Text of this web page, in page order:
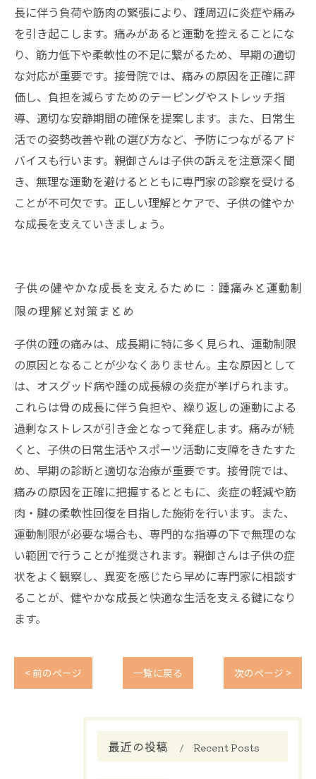
長に伴う負荷や筋肉の緊張により、踵周辺に炎症や痛み
を引き起こします。痛みがあると運動を控えることにな
り、筋力低下や柔軟性の不足に繋がるため、早期の適切
な対応が重要です。接骨院では、痛みの原因を正確に評
価し、負担を減らすためのテーピングやストレッチ指
導、適切な安静期間の確保を提案します。また、日常生
活での姿勢改善や靴の選び方など、予防につながるアド
バイスも行います。親御さんは子供の訴えを注意深く聞
き、無理な運動を避けるとともに専門家の診察を受ける
ことが不可欠です。正しい理解とケアで、子供の健やか
な成長を支えていきましょう。
子供の健やかな成長を支えるために：踵痛みと運動制
限の理解と対策まとめ
子供の踵の痛みは、成長期に特に多く見られ、運動制限
の原因となることが少なくありません。主な原因として
は、オスグッド病や踵の成長線の炎症が挙げられます。
これらは骨の成長に伴う負担や、繰り返しの運動による
過剰なストレスが引き金となって発症します。痛みが続
くと、子供の日常生活やスポーツ活動に支障をきたすた
め、早期の診断と適切な治療が重要です。接骨院では、
痛みの原因を正確に把握するとともに、炎症の軽減や筋
肉・腱の柔軟性回復を目指した施術を行います。また、
運動制限が必要な場合も、専門的な指導の下で無理のな
い範囲で行うことが推奨されます。親御さんは子供の症
状をよく観察し、異変を感じたら早めに専門家に相談す
ることが、健やかな成長と快適な生活を支える鍵になり
ます。
< 前のページ 一覧に戻る 次のページ >
最近の投稿 Recent Posts